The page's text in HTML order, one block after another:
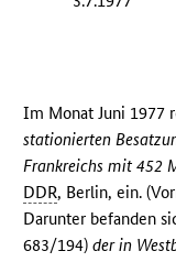
Im Monat Juni 1977
stationierten
Frankreichs mit 452
DDR, Berlin, ein.
Darunter befanden
683/194)der in